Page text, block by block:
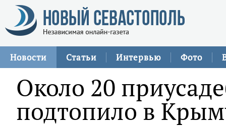
Новости Статьи Интервью Фото
Около 20
подтопило в